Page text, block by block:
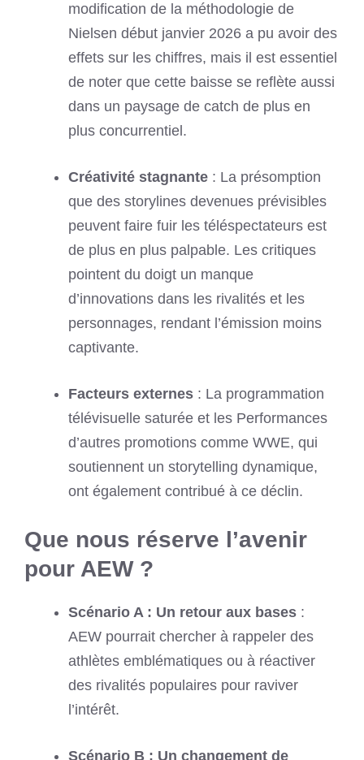
modification de la méthodologie de
Nielsen début janvier 2026 a pu avoir des
effets sur les chiffres, mais il est essentiel
de noter que cette baisse se reflète aussi
dans un paysage de catch de plus en
plus concurrentiel.
Créativité stagnante : La présomption
que des storylines devenues prévisibles
peuvent faire fuir les téléspectateurs est
de plus en plus palpable. Les critiques
pointent du doigt un manque
d’innovations dans les rivalités et les
personnages, rendant l’émission moins
captivante.
Facteurs externes : La programmation
télévisuelle saturée et les Performances
d’autres promotions comme WWE, qui
soutiennent un storytelling dynamique,
ont également contribué à ce déclin.
Que nous réserve l’avenir
pour AEW ?
Scénario A : Un retour aux bases :
AEW pourrait chercher à rappeler des
athlètes emblématiques ou à réactiver
des rivalités populaires pour raviver
l’intérêt.
Scénario B : Un changement de